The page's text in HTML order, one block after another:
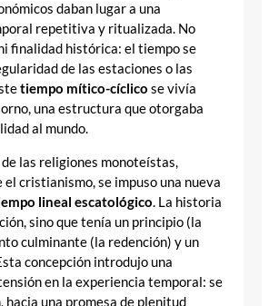
daban lugar a una
repetitiva y ritualizada. No
finalidad histórica: el tiempo se
de las estaciones o las
tiempo mítico-cíclico se vivía
una estructura que otorgaba
al mundo.
las religiones monoteístas,
cristianismo, se impuso una nueva
lineal escatológico. La historia
sino que tenía un principio (la
culminante (la redención) y un
concepción introdujo una
en la experiencia temporal: se
hacia una promesa de plenitud